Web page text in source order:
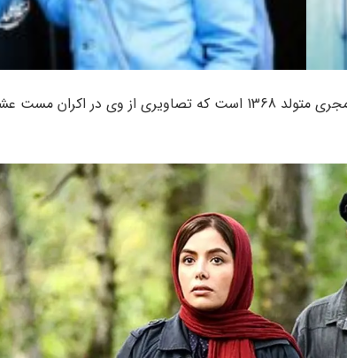
سپیده آرمان بازیگر، فیلمنامه نویس، روزنامه نگار و مجری متولد 1368 است که تصاویری از وی در اکران